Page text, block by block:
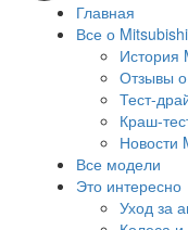
Главная
Все о Mitsubishi
История
Отзывы
Тест-
Краш-
Новости
Все модели
Это интересно
Уход за